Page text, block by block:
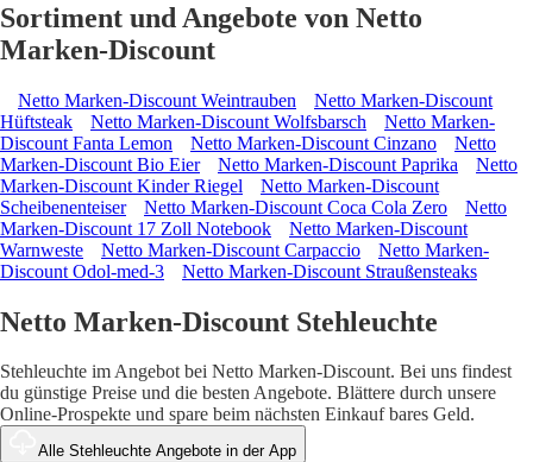
Sortiment und Angebote von Netto
Marken-Discount
Netto Marken-Discount Weintrauben
Netto Marken-Discount
Hüftsteak
Netto Marken-Discount Wolfsbarsch
Netto Marken-
Discount Fanta Lemon
Netto Marken-Discount Cinzano
Netto
Marken-Discount Bio Eier
Netto Marken-Discount Paprika
Netto
Marken-Discount Kinder Riegel
Netto Marken-Discount
Scheibenenteiser
Netto Marken-Discount Coca Cola Zero
Netto
Marken-Discount 17 Zoll Notebook
Netto Marken-Discount
Warnweste
Netto Marken-Discount Carpaccio
Netto Marken-
Discount Odol-med-3
Netto Marken-Discount Straußensteaks
Netto Marken-Discount Stehleuchte
Stehleuchte im Angebot bei Netto Marken-Discount. Bei uns findest
du günstige Preise und die besten Angebote. Blättere durch unsere
Online-Prospekte und spare beim nächsten Einkauf bares Geld.
Alle Stehleuchte Angebote in der App